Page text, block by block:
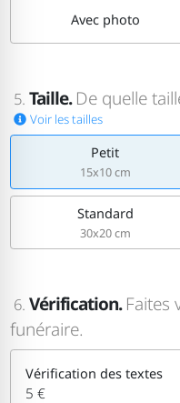
Avec photo
5. Taille. De quelle
Voir les tailles
Petit
15x10 cm
Standard
30x20 cm
6. Vérification. Faites
funéraire.
Vérification des textes
5 €